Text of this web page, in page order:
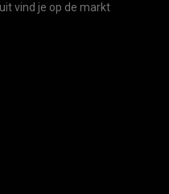
vind je op de markt